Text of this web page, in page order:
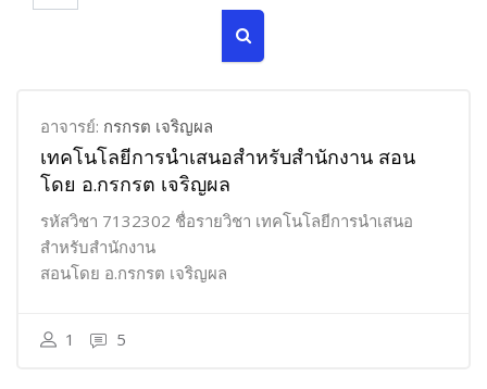
อาจารย์: กรกรต เจริญผล
เทคโนโลยีการนำเสนอสำหรับสำนักงาน สอน
โดย อ.กรกรต เจริญผล
รหัสวิชา 7132302 ชื่อรายวิชา เทคโนโลยีการนำเสนอ
สำหรับสำนักงาน
สอนโดย อ.กรกรต เจริญผล
1 5